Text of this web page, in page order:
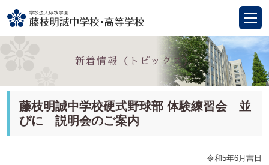
新着情報（トピックス）
藤枝明誠中学校硬式野球部 体験練習会 並
びに 説明会のご案内
令和5年6月吉日